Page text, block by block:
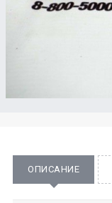
ОПИСАНИЕ